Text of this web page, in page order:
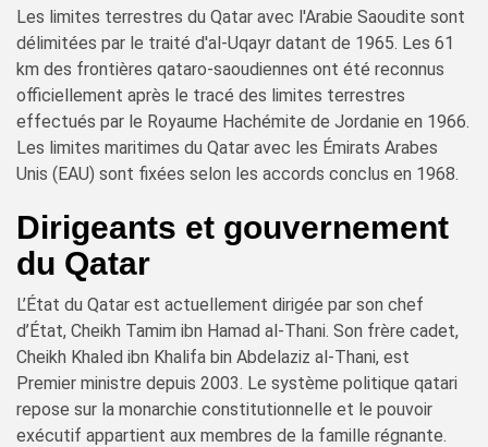
Les limites terrestres du Qatar avec l'Arabie Saoudite sont
délimitées par le traité d'al-Uqayr datant de 1965. Les 61
km des frontières qataro-saoudiennes ont été reconnus
officiellement après le tracé des limites terrestres
effectués par le Royaume Hachémite de Jordanie en 1966.
Les limites maritimes du Qatar avec les Émirats Arabes
Unis (EAU) sont fixées selon les accords conclus en 1968.
Dirigeants et gouvernement
du Qatar
L’État du Qatar est actuellement dirigée par son chef
d’État, Cheikh Tamim ibn Hamad al-Thani. Son frère cadet,
Cheikh Khaled ibn Khalifa bin Abdelaziz al-Thani, est
Premier ministre depuis 2003. Le système politique qatari
repose sur la monarchie constitutionnelle et le pouvoir
exécutif appartient aux membres de la famille régnante.